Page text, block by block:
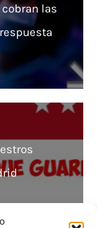
las